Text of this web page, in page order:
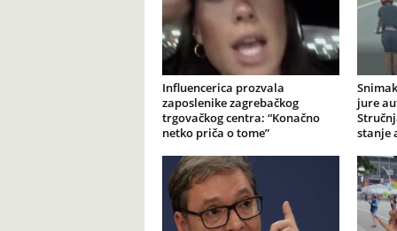
Influencerica prozvala
zaposlenike zagrebačkog
trgovačkog centra: “Konačno
netko priča o tome”
jure
stanje